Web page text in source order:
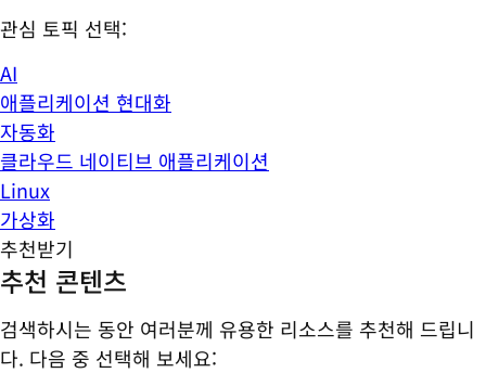
관심 토픽 선택:
AI
애플리케이션 현대화
자동화
클라우드 네이티브 애플리케이션
Linux
가상화
추천받기
추천 콘텐츠
검색하시는 동안 여러분께 유용한 리소스를 추천해 드립니
다. 다음 중 선택해 보세요: